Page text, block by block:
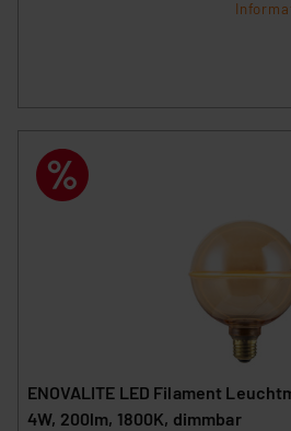
ENOVALITE LED Filament
4W, 200lm, 1800K, dimmbar